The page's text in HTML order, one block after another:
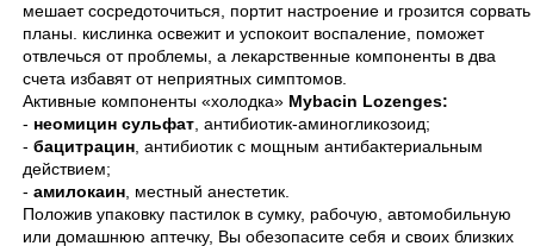
мешает сосредоточиться, портит настроение и грозится сорвать
планы. кислинка освежит и успокоит воспаление, поможет
отвлечься от проблемы, а лекарственные компоненты в два
счета избавят от неприятных симптомов.
Активные компоненты «холодка» Mybacin Lozenges:
- неомицин сульфат , антибиотик-аминогликозоид;
- бацитрацин , антибиотик с мощным антибактериальным
действием;
- амилокаин , местный анестетик.
Положив упаковку пастилок в сумку, рабочую, автомобильную
или домашнюю аптечку, Вы обезопасите себя и своих близких